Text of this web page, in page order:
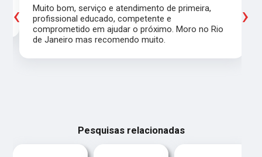
Muito bom, serviço e atendimento de primeira,
profissional educado, competente e
comprometido em ajudar o próximo. Moro no Rio
de Janeiro mas recomendo muito.
‹ ›
Pesquisas relacionadas